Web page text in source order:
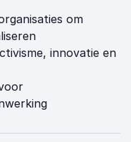
om
innovatie en